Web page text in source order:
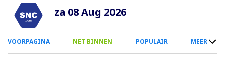
Overslaan
naar
inhoud
za 08 Aug 2026
0
Smartphone
VOORPAGINA NET BINNEN POPULAIR MEER